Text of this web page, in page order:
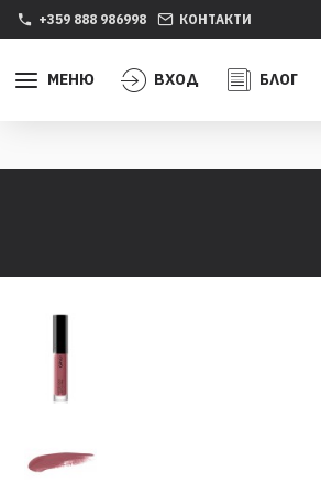
+359 888 986998 КОНТАКТИ
МЕНЮ ВХОД БЛОГ